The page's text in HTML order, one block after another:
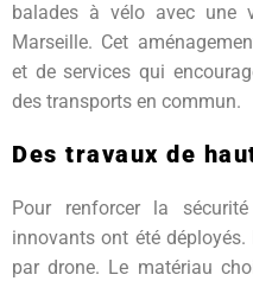
balades à vélo avec une
Marseille. Cet
et de services qui
des transports en commun.
Des travaux de
Pour renforcer la
innovants ont été
par drone. Le matériau